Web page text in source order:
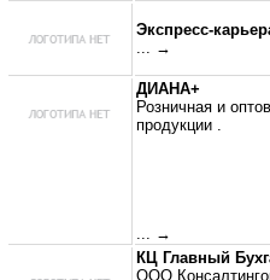
Экспресс-
... →
ДИАНА+
Розничная и
продукции .
... →
КЦ Главный
ООО